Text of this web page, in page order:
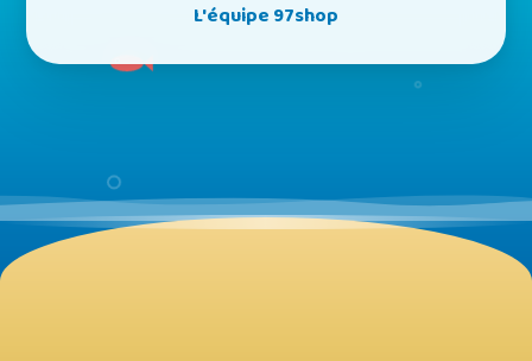
L'équipe 97shop